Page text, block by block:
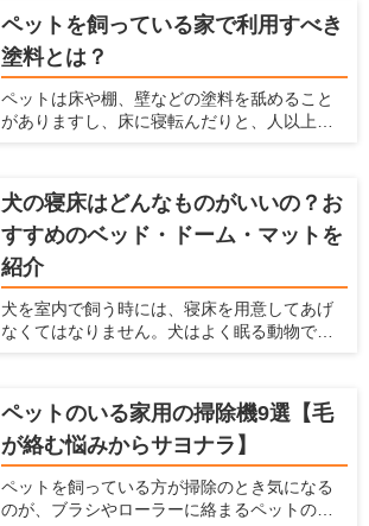
お風呂の選び方、おすすめの犬用のバスタブ
や洗面台を紹介します。 また、犬をお風呂に
入れる方法や注意点などは、「犬のお風呂の
入れ方を解説！お風呂場のポイントも【初心
者向け】」の記事で解説していますので、は
じめての方は参考にしてみてくださいね。
ペットを飼っている家で利用すべき
塗料とは？
ペットは床や棚、壁などの塗料を舐めること
がありますし、床に寝転んだりと、人以上に
なっているので、体に悪影響がある塗料はで
きるだけ避けなくてはなりません。それだけ
でなく、塗料は耐久性、メンテナンス性、安
全性などを考慮する必要があります。 ここで
は、塗料の役割や種類、特徴、ペットを飼っ
ている家に利用すべき塗料を紹介します。
犬の寝床はどんなものがいいの？お
すすめのベッド・ドーム・マットを
紹介
犬を室内で飼う時には、寝床を用意してあげ
なくてはなりません。犬はよく眠る動物です
マット、サークルなど、たくさんのペット用
の寝床が販売されています。愛犬家住宅で
は、犬が快適な寝床に関しての情報を日々
チェックしています。 ここでは犬用の寝床を
作りたいけど、どんなものを選んだらよい
か、どんな場所に設置したらよいかわからな
ペットのいる家用の掃除機9選【毛
が絡む悩みからサヨナラ】
ペットを飼っている方が掃除のとき気になる
のが、ブラシやローラーに絡まるペットの抜